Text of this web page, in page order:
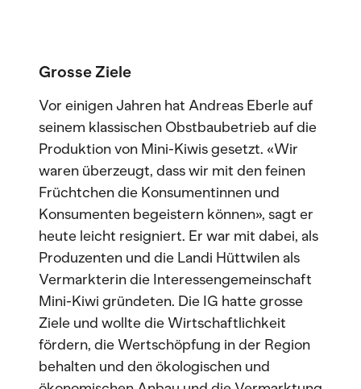
Grosse Ziele
Vor einigen Jahren hat Andreas Eberle auf
seinem klassischen Obstbaubetrieb auf die
Produktion von Mini-Kiwis gesetzt. «Wir
waren überzeugt, dass wir mit den feinen
Früchtchen die Konsumentinnen und
Konsumenten begeistern können», sagt er
heute leicht resigniert. Er war mit dabei, als
Produzenten und die Landi Hüttwilen als
Vermarkterin die Interessengemeinschaft
Mini-Kiwi gründeten. Die IG hatte grosse
Ziele und wollte die Wirtschaftlichkeit
fördern, die Wertschöpfung in der Region
behalten und den ökologischen und